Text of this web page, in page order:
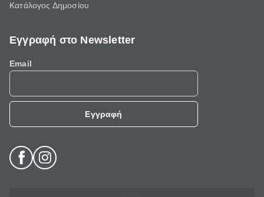
Κατάλογος Δημοσίου
Εγγραφή στο Newsletter
Email
Εγγραφή